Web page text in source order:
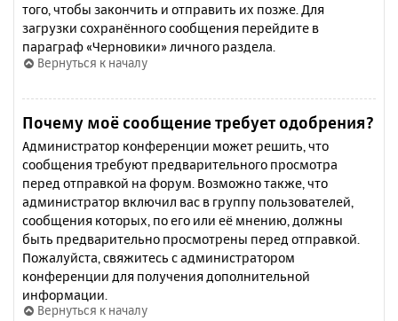
того, чтобы закончить и отправить их позже. Для
загрузки сохранённого сообщения перейдите в
параграф «Черновики» личного раздела.
Вернуться к началу
Почему моё сообщение требует одобрения?
Администратор конференции может решить, что
сообщения требуют предварительного просмотра
перед отправкой на форум. Возможно также, что
администратор включил вас в группу пользователей,
сообщения которых, по его или её мнению, должны
быть предварительно просмотрены перед отправкой.
Пожалуйста, свяжитесь с администратором
конференции для получения дополнительной
информации.
Вернуться к началу